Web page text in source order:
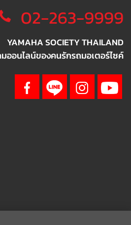
02-263-9999
YAMAHA SOCIETY THAILAND
ออนไลน์ของคนรักรถมอเตอร์ไซค์